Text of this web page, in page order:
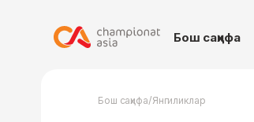
Бош саҳифа
Бош саҳифа/Янгиликлар